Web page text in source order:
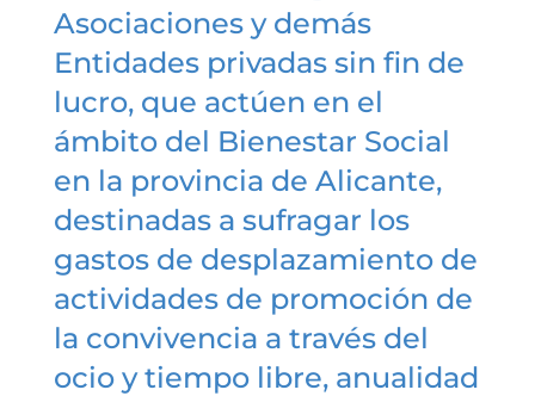
Asociaciones y demás
Entidades privadas sin fin de
lucro, que actúen en el
ámbito del Bienestar Social
en la provincia de Alicante,
destinadas a sufragar los
gastos de desplazamiento de
actividades de promoción de
la convivencia a través del
ocio y tiempo libre, anualidad